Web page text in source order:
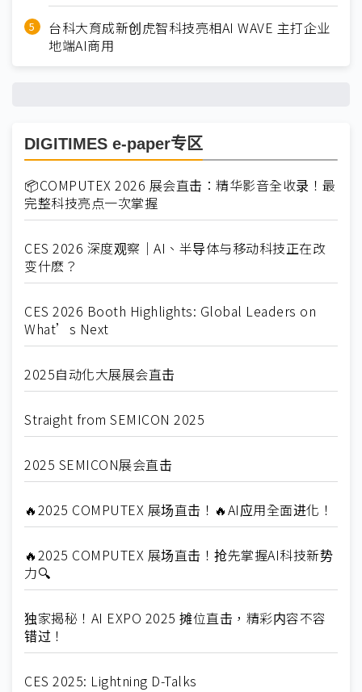
台科大育成新创虎智科技亮相AI WAVE 主打企业
地端AI商用
DIGITIMES e-paper专区
📦COMPUTEX 2026 展会直击：精华影音全收录！最
完整科技亮点一次掌握
CES 2026 深度观察｜AI、半导体与移动科技正在改
变什麽？
CES 2026 Booth Highlights: Global Leaders on
What’s Next
2025自动化大展展会直击
Straight from SEMICON 2025
2025 SEMICON展会直击
🔥2025 COMPUTEX 展场直击！🔥AI应用全面进化！
🔥2025 COMPUTEX 展场直击！抢先掌握AI科技新势
力🔍
独家揭秘！AI EXPO 2025 摊位直击，精彩内容不容
错过！
CES 2025: Lightning D-Talks